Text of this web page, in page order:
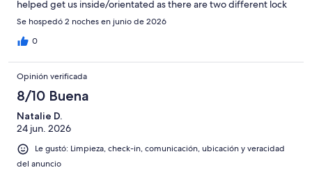
helped get us inside/orientated as there are two different lock
boxes for the gate key and the room keys.Closely located to the
airport/ferry terminal for ease of making travel
connections.Room matrched VRBO listing images.
Se hospedó 2 noches en junio de 2026
0
Opinión verificada
8/10 Buena
Natalie D.
24 jun. 2026
Le gustó: Limpieza, check-in, comunicación, ubicación y veracidad
del anuncio